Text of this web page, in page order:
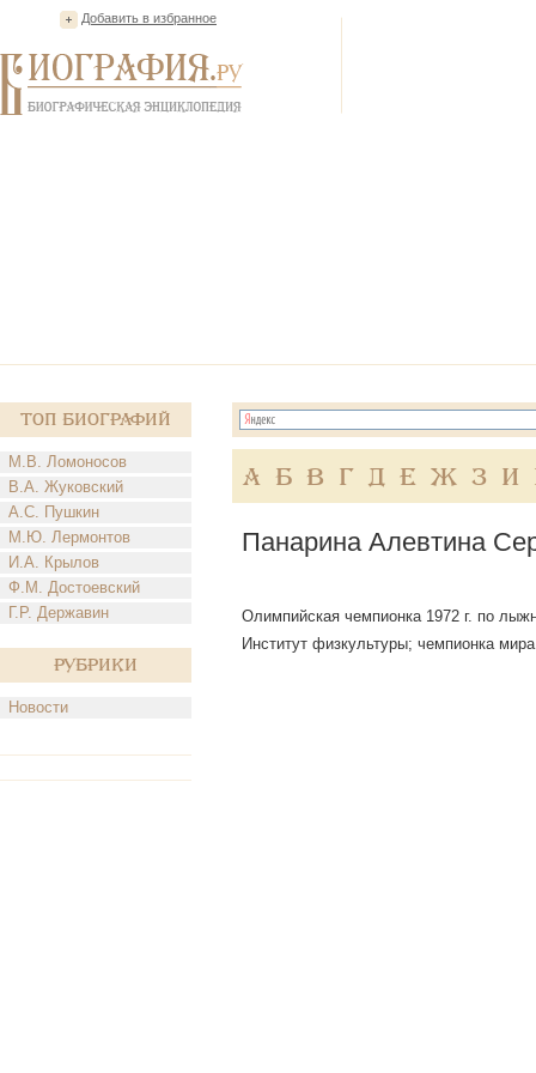
Добавить в избранное
Топ Биографий
М.В. Ломоносов
В.А. Жуковский
А.С. Пушкин
М.Ю. Лермонтов
И.А. Крылов
Ф.М. Достоевский
Г.Р. Державин
Рубрики
Новости
А Б В Г Д Е Ж З И
Панарина Алевтина
Олимпийская чемпионка 1972 г. по
Институт физкультуры; чемпионка